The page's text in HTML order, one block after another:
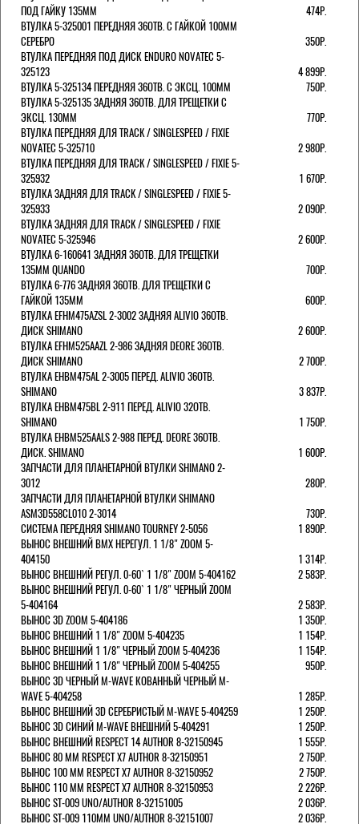
ПОД ГАЙКУ 135ММ
474Р.
ВТУЛКА 5-325001 ПЕРЕДНЯЯ 36ОТВ. С ГАЙКОЙ 100ММ
СЕРЕБРО
350Р.
ВТУЛКА ПЕРЕДНЯЯ ПОД ДИСК ENDURO NOVATEC 5-
325123
4 899Р.
ВТУЛКА 5-325134 ПЕРЕДНЯЯ 36ОТВ. С ЭКСЦ. 100ММ
750Р.
ВТУЛКА 5-325135 ЗАДНЯЯ 36ОТВ. ДЛЯ ТРЕЩЕТКИ С
ЭКСЦ. 130ММ
770Р.
ВТУЛКА ПЕРЕДНЯЯ ДЛЯ TRACK / SINGLESPEED / FIXIE
NOVATEC 5-325710
2 980Р.
ВТУЛКА ПЕРЕДНЯЯ ДЛЯ TRACK / SINGLESPEED / FIXIE 5-
325932
1 670Р.
ВТУЛКА ЗАДНЯЯ ДЛЯ TRACK / SINGLESPEED / FIXIE 5-
325933
2 090Р.
ВТУЛКА ЗАДНЯЯ ДЛЯ TRACK / SINGLESPEED / FIXIE
NOVATEC 5-325946
2 600Р.
ВТУЛКА 6-160641 ЗАДНЯЯ 36ОТВ. ДЛЯ ТРЕЩЕТКИ
135ММ QUANDO
700Р.
ВТУЛКА 6-776 ЗАДНЯЯ 36ОТВ. ДЛЯ ТРЕЩЕТКИ С
ГАЙКОЙ 135ММ
600Р.
ВТУЛКА EFHM475AZSL 2-3002 ЗАДНЯЯ ALIVIO 36ОТВ.
ДИСК SHIMANO
2 600Р.
ВТУЛКА EFHM525AAZL 2-986 ЗАДНЯЯ DEORE 36ОТВ.
ДИСК SHIMANO
2 700Р.
ВТУЛКА EHBM475AL 2-3005 ПЕРЕД. ALIVIO 36ОТВ.
SHIMANO
3 837Р.
ВТУЛКА EHBM475BL 2-911 ПЕРЕД. ALIVIO 32ОТВ.
SHIMANO
1 750Р.
ВТУЛКА EHBM525AALS 2-988 ПЕРЕД. DEORE 36ОТВ.
ДИСК. SHIMANO
1 600Р.
ЗАПЧАСТИ ДЛЯ ПЛАНЕТАРНОЙ ВТУЛКИ SHIMANO 2-
3012
280Р.
ЗАПЧАСТИ ДЛЯ ПЛАНЕТАРНОЙ ВТУЛКИ SHIMANO
ASM3D558CL010 2-3014
730Р.
СИСТЕМА ПЕРЕДНЯЯ SHIMANO TOURNEY 2-5056
1 890Р.
ВЫНОС ВНЕШНИЙ BMX НЕРЕГУЛ. 1 1/8" ZOOM 5-
404150
1 314Р.
ВЫНОС ВНЕШНИЙ РЕГУЛ. 0-60` 1 1/8" ZOOM 5-404162
2 583Р.
ВЫНОС ВНЕШНИЙ РЕГУЛ. 0-60` 1 1/8" ЧЕРНЫЙ ZOOM
5-404164
2 583Р.
ВЫНОС 3D ZOOM 5-404186
1 350Р.
ВЫНОС ВНЕШНИЙ 1 1/8" ZOOM 5-404235
1 154Р.
ВЫНОС ВНЕШНИЙ 1 1/8" ЧЕРНЫЙ ZOOM 5-404236
1 154Р.
ВЫНОС ВНЕШНИЙ 1 1/8" ЧЕРНЫЙ ZOOM 5-404255
950Р.
ВЫНОС 3D ЧЕРНЫЙ M-WAVE КОВАННЫЙ ЧЕРНЫЙ M-
WAVE 5-404258
1 285Р.
ВЫНОС ВНЕШНИЙ 3D СЕРЕБРИСТЫЙ M-WAVE 5-404259
1 250Р.
ВЫНОС 3D СИНИЙ M-WAVE ВНЕШНИЙ 5-404291
1 250Р.
ВЫНОС ВНЕШНИЙ RESPECT 14 AUTHOR 8-32150945
1 555Р.
ВЫНОС 80 ММ RESPECT Х7 AUTHOR 8-32150951
2 750Р.
ВЫНОС 100 ММ RESPECT Х7 AUTHOR 8-32150952
2 750Р.
ВЫНОС 110 ММ RESPECT Х7 AUTHOR 8-32150953
2 226Р.
ВЫНОС ST-009 UNO/AUTHOR 8-32151005
2 036Р.
ВЫНОС ST-009 110ММ UNO/AUTHOR 8-32151007
2 036Р.